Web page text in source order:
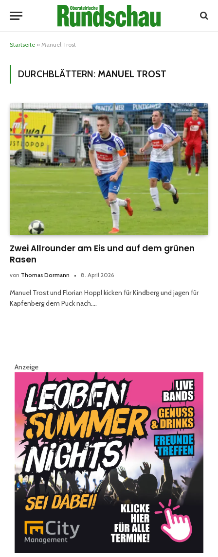
Startseite » Manuel Trost
DURCHBLÄTTERN: MANUEL TROST
Zwei Allrounder am Eis und auf dem grünen
Rasen
von Thomas Dormann 8. April 2026
Manuel Trost und Florian Hoppl kicken für Kindberg und jagen für
Kapfenberg dem Puck nach.…
Anzeige